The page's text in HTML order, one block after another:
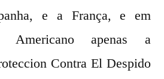
e a França, e em
Americano apenas a
Contra El Despido